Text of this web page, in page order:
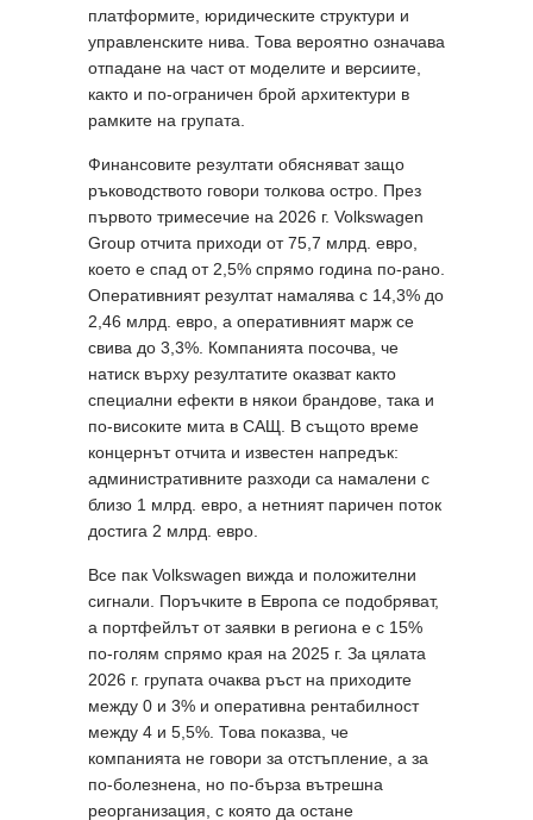
платформите, юридическите структури и
управленските нива. Това вероятно означава
отпадане на част от моделите и версиите,
както и по-ограничен брой архитектури в
рамките на групата.
Финансовите резултати обясняват защо
ръководството говори толкова остро. През
първото тримесечие на 2026 г. Volkswagen
Group отчита приходи от 75,7 млрд. евро,
което е спад от 2,5% спрямо година по-рано.
Оперативният резултат намалява с 14,3% до
2,46 млрд. евро, а оперативният марж се
свива до 3,3%. Компанията посочва, че
натиск върху резултатите оказват както
специални ефекти в някои брандове, така и
по-високите мита в САЩ. В същото време
концернът отчита и известен напредък:
административните разходи са намалени с
близо 1 млрд. евро, а нетният паричен поток
достига 2 млрд. евро.
Все пак Volkswagen вижда и положителни
сигнали. Поръчките в Европа се подобряват,
а портфейлът от заявки в региона е с 15%
по-голям спрямо края на 2025 г. За цялата
2026 г. групата очаква ръст на приходите
между 0 и 3% и оперативна рентабилност
между 4 и 5,5%. Това показва, че
компанията не говори за отстъпление, а за
по-болезнена, но по-бърза вътрешна
реорганизация, с която да остане